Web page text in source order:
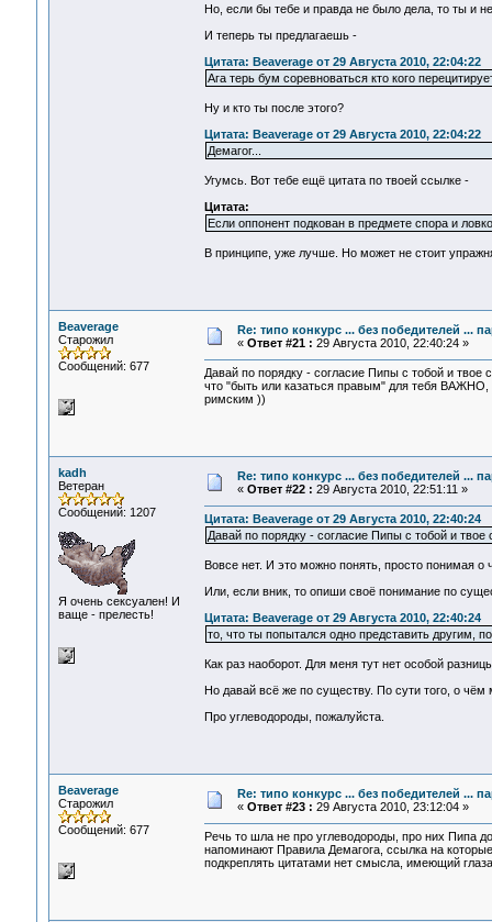
Но, если бы тебе и правда не было дела, то ты и
И теперь ты предлагаешь -
Цитата: Beaverage от 29 Августа 2010, 22:04:22
Ага терь бум соревноваться кто кого
Ну и кто ты после этого?
Цитата: Beaverage от 29 Августа 2010, 22:04:22
Демагог...
Угумсь. Вот тебе ещё цитата по твоей ссылке -
Цитата:
Если оппонент подкован в предмете спора и
В принципе, уже лучше. Но может не стоит
Beaverage
Старожил
Сообщений: 677
Re: типо конкурс ... без победителей ...
« Ответ #21 : 29 Августа 2010, 22:40:24 »
Давай по порядку - согласие Пипы с тобой и твое
что "быть или казаться правым" для тебя
римским ))
kadh
Ветеран
Сообщений: 1207
Я очень сексуален! И
ваще - прелесть!
Re: типо конкурс ... без победителей ...
« Ответ #22 : 29 Августа 2010, 22:51:11 »
Цитата: Beaverage от 29 Августа 2010, 22:40:24
Давай по порядку - согласие Пипы с тобой и
Вовсе нет. И это можно понять, просто понимая
Или, если вник, то опиши своё понимание по
Цитата: Beaverage от 29 Августа 2010, 22:40:24
то, что ты попытался одно представить другим,
Как раз наоборот. Для меня тут нет особой
Но давай всё же по существу. По сути того, о
Про углеводороды, пожалуйста.
Beaverage
Старожил
Сообщений: 677
Re: типо конкурс ... без победителей ...
« Ответ #23 : 29 Августа 2010, 23:12:04 »
Речь то шла не про углеводороды, про них Пипа
напоминают Правила Демагога, ссылка на
подкреплять цитатами нет смысла, имеющий